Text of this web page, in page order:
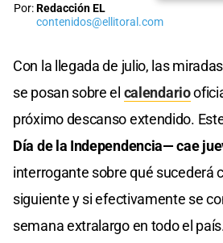
Por:Redacción EL
contenidos@ellitoral.com
Con la llegada de julio, las
se posan sobre el calendario
próximo descanso extendido.
Día de la Independencia— cae
interrogante sobre qué sucederá
siguiente y si efectivamente se
semana extralargo en todo el